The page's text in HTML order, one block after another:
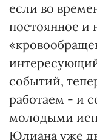
если во
постоянное и
событий,
работаем - и
молодыми
Юлиана уже